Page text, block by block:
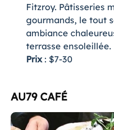
Fitzroy. Pâtisseries
gourmands, le tout
ambiance
terrasse ensoleillée.
Prix: $7-30
AU79 CAFÉ